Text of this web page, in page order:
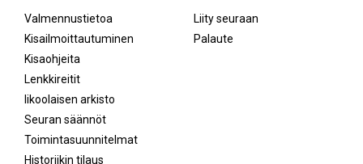
Valmennustietoa
Kisailmoittautuminen
Kisaohjeita
Lenkkireitit
Iikoolaisen arkisto
Seuran säännöt
Toimintasuunnitelmat
Historiikin tilaus
Liity seuraan
Palaute